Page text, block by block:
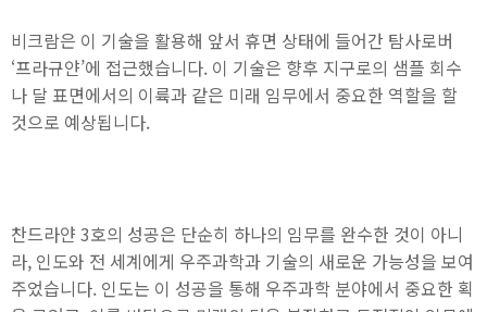
비크람은 이 기술을 활용해 앞서 휴면 상태에 들어간 탐사로버
‘프라규얀’에 접근했습니다. 이 기술은 향후 지구로의 샘플 회수
나 달 표면에서의 이륙과 같은 미래 임무에서 중요한 역할을 할
것으로 예상됩니다.
찬드라얀 3호의 성공은 단순히 하나의 임무를 완수한 것이 아니
라, 인도와 전 세계에게 우주과학과 기술의 새로운 가능성을 보여
주었습니다. 인도는 이 성공을 통해 우주과학 분야에서 중요한 획